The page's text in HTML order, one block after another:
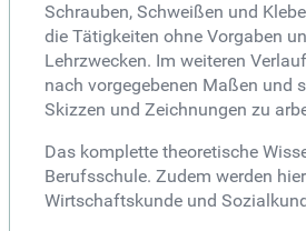
Schrauben, Schweißen und
die Tätigkeiten ohne Vorgaben
Lehrzwecken. Im weiteren
nach vorgegebenen Maßen und
Skizzen und Zeichnungen zu
Das komplette theoretische
Berufsschule. Zudem werden
Wirtschaftskunde und